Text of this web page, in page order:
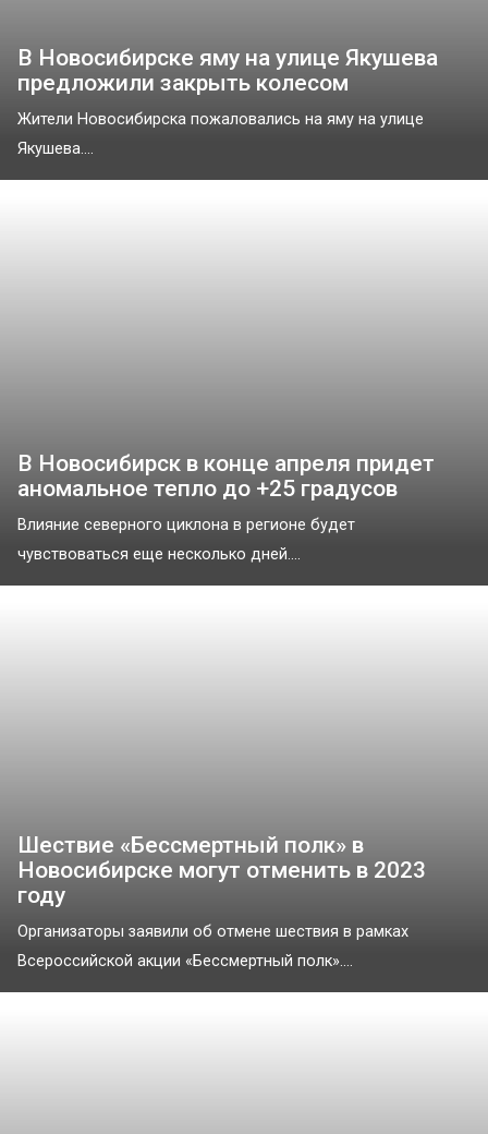
В Новосибирске яму на улице Якушева
предложили закрыть колесом
Жители Новосибирска пожаловались на яму на улице
Якушева....
В Новосибирск в конце апреля придет
аномальное тепло до +25 градусов
Влияние северного циклона в регионе будет
чувствоваться еще несколько дней....
Шествие «Бессмертный полк» в
Новосибирске могут отменить в 2023
году
Организаторы заявили об отмене шествия в рамках
Всероссийской акции «Бессмертный полк»....